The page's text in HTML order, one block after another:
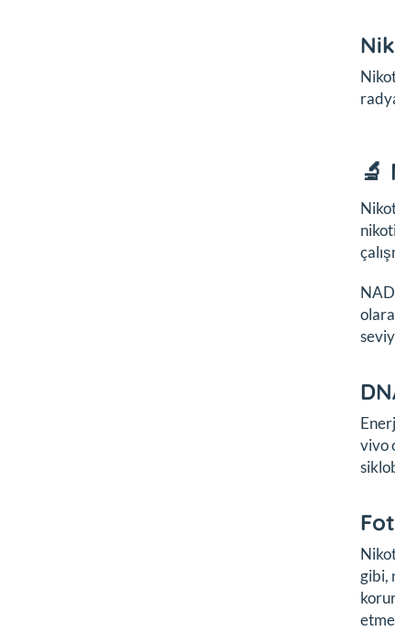
🔬
vivo
gibi,